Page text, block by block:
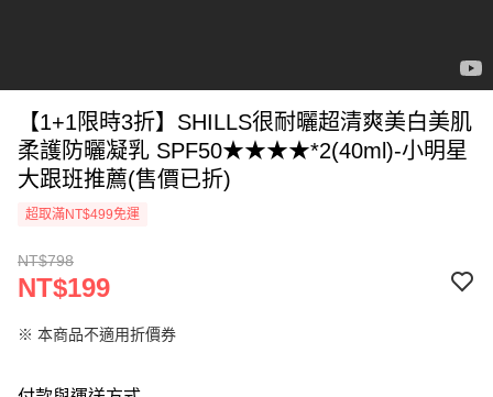
【1+1限時3折】SHILLS很耐曬超清爽美白美肌
柔護防曬凝乳 SPF50★★★★*2(40ml)-小明星
大跟班推薦(售價已折)
超取滿NT$499免運
NT$798
NT$199
※ 本商品不適用折價券